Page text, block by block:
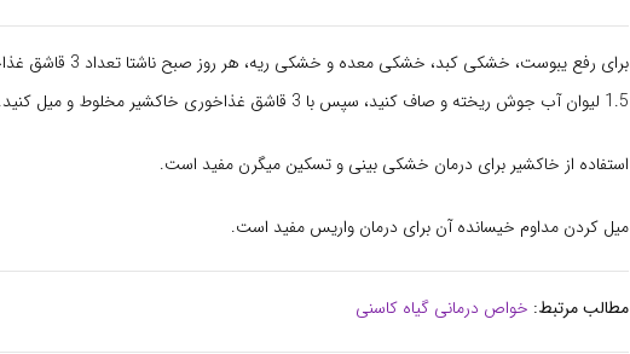
برای رفع یبوست، خشکی کبد،
1.5 لیوان آب جوش ریخته و صاف کنید، سپس با 3 قاشق غذاخوری خاکشیر مخلوط و میل کنید.
استفاده از خاکشیر برای درمان خشکی بینی و تسکین میگرن مفید است.
میل کردن مداوم خیسانده آن برای درمان واریس مفید است.
مطالب مرتبط: خواص درمانی گیاه کاسنی